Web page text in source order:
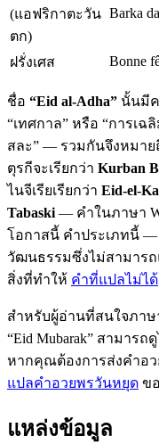
(แอฟริกาตะวัน
ตก)
Barka
ฝรั่งเศส Bonne
ชื่อ “Eid al-Adha” นั้นมี
“เทศกาล” หรือ “การเฉ
สละ” — รวมกันจึงหมาย
ตุรกีจะเรียกว่า Kurban
ไนจีเรียเรียกว่า Eid-el-
Tabaski — คำในภาษา
โอกาสนี้ คำประเภทนี้
วัฒนธรรมซึ่งไม่สามาร
สิ่งที่ทำให้ คำที่แปลไม่ได้
สำหรับผู้อ่านที่สนใจภาษ
“Eid Mubarak” สามารถ
หากคุณต้องการส่งคำอว
แปลคำอวยพรวันหยุด ข
แหล่งข้อมูล